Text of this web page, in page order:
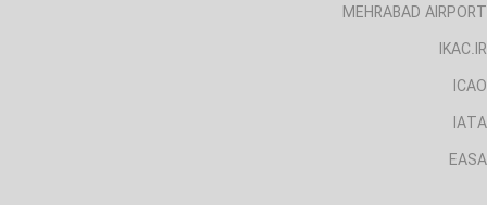
MEHRABAD AIRPORT
IKAC.IR
ICAO
IATA
EASA